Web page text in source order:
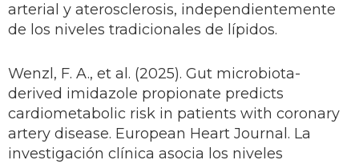
arterial y aterosclerosis, independientemente
de los niveles tradicionales de lípidos.
Wenzl, F. A., et al. (2025). Gut microbiota-
derived imidazole propionate predicts
cardiometabolic risk in patients with coronary
artery disease. European Heart Journal. La
investigación clínica asocia los niveles